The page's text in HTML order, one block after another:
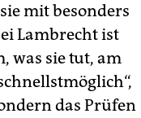
mit besonders
Lambrecht ist
was sie tut, am
das Prüfen